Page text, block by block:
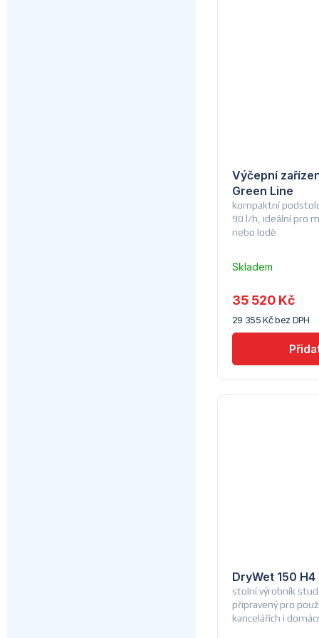
kompaktní
90 l/h, ideální pro
nebo lodě
Výčepní
Green Line
Skladem
dodavatele
(14) -
Lindr
29 355 Kč bez DPH
35 520 Kč
stolní výrobník
připravený pro
kancelářích i
DryWet 150